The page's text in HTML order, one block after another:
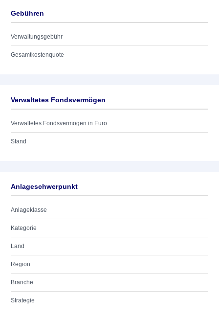
Gebühren
Verwaltungsgebühr
Gesamtkostenquote
Verwaltetes Fondsvermögen
Verwaltetes Fondsvermögen in Euro
Stand
Anlageschwerpunkt
Anlageklasse
Kategorie
Land
Region
Branche
Strategie